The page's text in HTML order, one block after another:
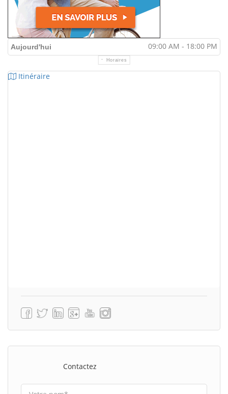
Aujourd'hui 09:00 AM - 18:00 PM
Horaires
Itinéraire
Contactez